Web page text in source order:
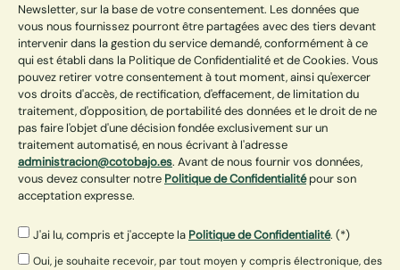
Newsletter, sur la base de votre consentement. Les données que
vous nous fournissez pourront être partagées avec des tiers devant
intervenir dans la gestion du service demandé, conformément à ce
qui est établi dans la Politique de Confidentialité et de Cookies. Vous
pouvez retirer votre consentement à tout moment, ainsi qu'exercer
vos droits d'accès, de rectification, d'effacement, de limitation du
traitement, d'opposition, de portabilité des données et le droit de ne
pas faire l'objet d'une décision fondée exclusivement sur un
traitement automatisé, en nous écrivant à l'adresse
administracion@cotobajo.es. Avant de nous fournir vos données,
vous devez consulter notre Politique de Confidentialitépour son
acceptation expresse.
J'ai lu, compris et j'accepte la Politique de Confidentialité. (*)
Oui, je souhaite recevoir, par tout moyen y compris électronique, des